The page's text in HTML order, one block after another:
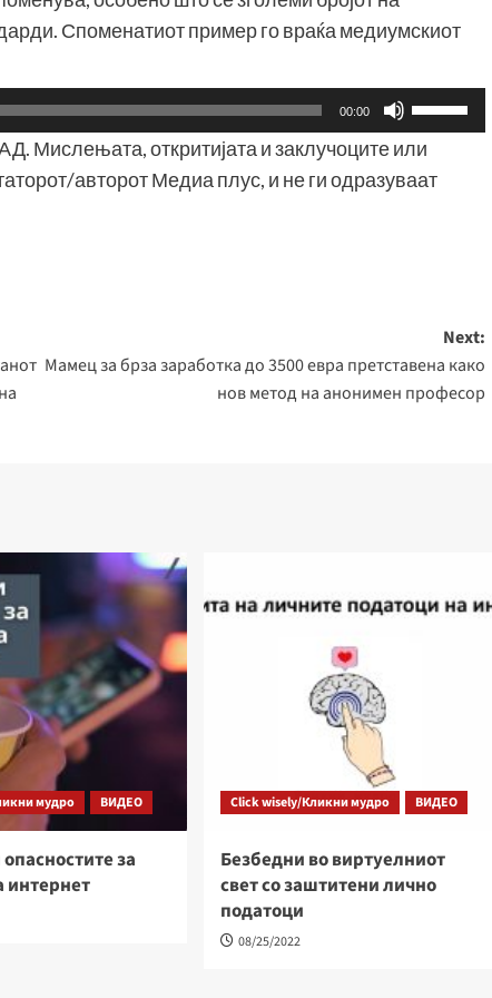
Споменатиот пример го враќа медиумскиот
00:00
Користете
ги
или
Мислењата, откритијата и заклучоците или
авторот Медиа плус, и не ги одразуваат
Next:
Мамец за брза заработка до 3500 евра претставена како
нов метод на анонимен професор
мудро ВИДЕО
за
интернет
Click wisely/Кликни мудро ВИДЕО
Безбедни во виртуелниот
свет со заштитени лично
податоци
08/25/2022